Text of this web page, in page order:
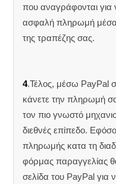
που αναγράφονται
ασφαλή πληρωμή
της τραπέζης σας.
4.Τέλος, μέσω PayPal
κάνετε την πληρωμή
τον πιο γνωστό
διεθνές επίπεδο.
πληρωμής κατα τη
φόρμας παραγγελίας
σελίδα του PayPal